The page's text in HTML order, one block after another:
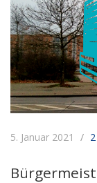
5. Januar 2021